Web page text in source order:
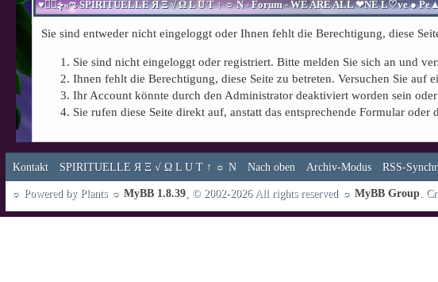
Sie sind entweder nicht eingeloggt oder Ihnen fehlt die Berechtigung, diese
Sie sind nicht eingeloggt oder registriert. Bitte melden Sie sich an und
Ihnen fehlt die Berechtigung, diese Seite zu betreten. Versuchen Sie
Ihr Account könnte durch den Administrator deaktiviert worden sein
Sie rufen diese Seite direkt auf, anstatt das entsprechende Formular
Kontakt SPIRITUELLE Я Ξ √ Ω L U T ↑ ☼ N Nach oben Archiv-Modus RSS-
☼ Powered by Plants ☼ MyBB 1.8.39 , © 2002-2026 All rights reserved ☼ MyBB Group .